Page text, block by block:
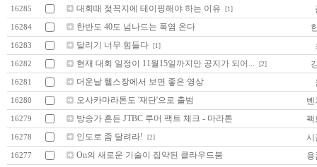
16285 대회때 젖꼭지에 테이핑해야 하는 이유 [1]
16284 한반도 40도 넘나드는 폭염 온다
16283 달리기 너무 힘들다 [1]
16282 현재 대회 일정이 11월15일까지만 공지가 되어... [2]
16281 더운날 헬스장에서 보면 좋은 영상
16280 오사카마라톤도 '재단'으로 출범 벤
16279 방송가 흔든 JTBC 루머 팩트 체크 - 마라톤 팩
16278 인도로 좀 달려라! [2] 시
16277 On의 새로운 기술이 집약된 클라우드붐 용